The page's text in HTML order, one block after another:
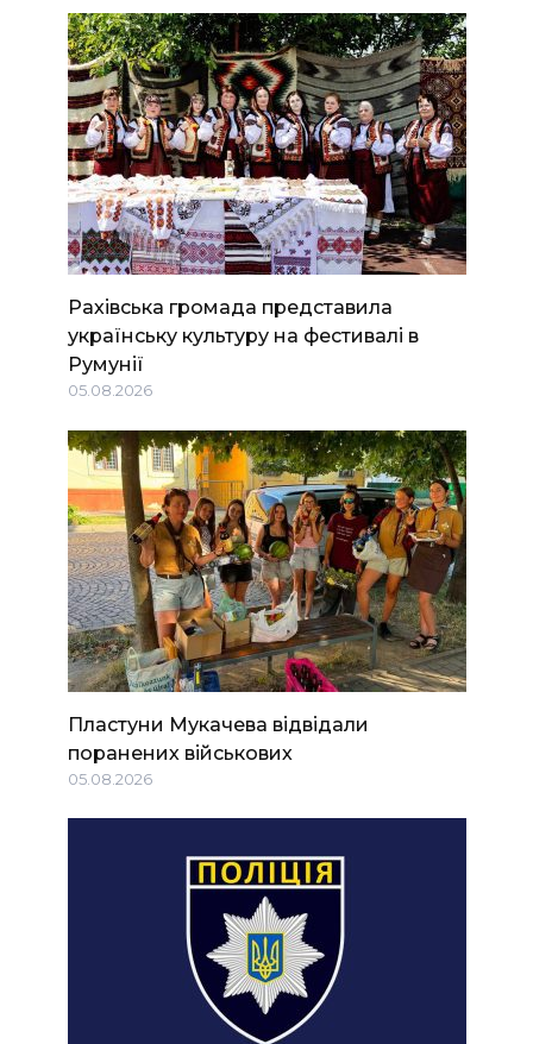
Рахівська громада представила
українську культуру на фестивалі в
Румунії
05.08.2026
Пластуни Мукачева відвідали
поранених військових
05.08.2026